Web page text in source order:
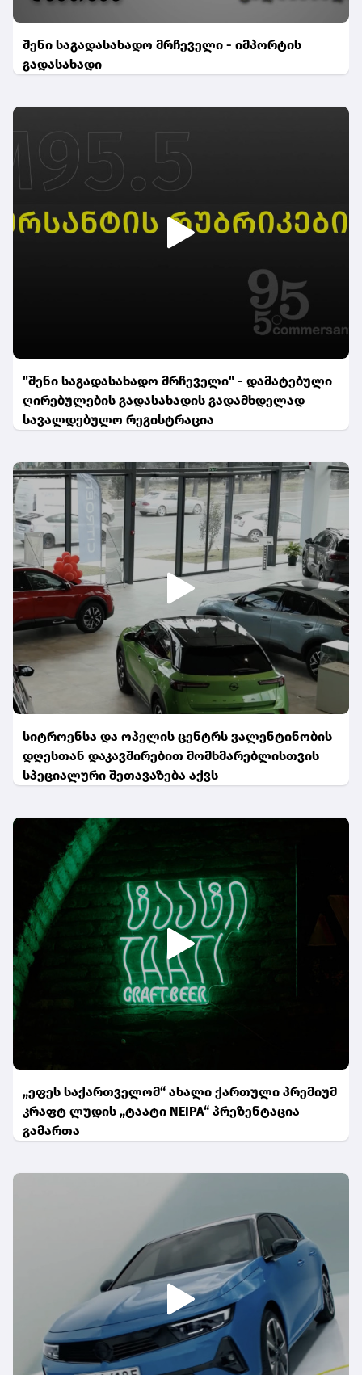
შენი საგადასახადო მრჩეველი - იმპორტის
გადასახადი
"შენი საგადასახადო მრჩეველი" - დამატებული
ღირებულების გადასახადის გადამხდელად
სავალდებულო რეგისტრაცია
სიტროენსა და ოპელის ცენტრს ვალენტინობის
დღესთან დაკავშირებით მომხმარებლისთვის
სპეციალური შეთავაზება აქვს
„ეფეს საქართველომ“ ახალი ქართული პრემიუმ
კრაფტ ლუდის „ტაატი NEIPA“ პრეზენტაცია
გამართა